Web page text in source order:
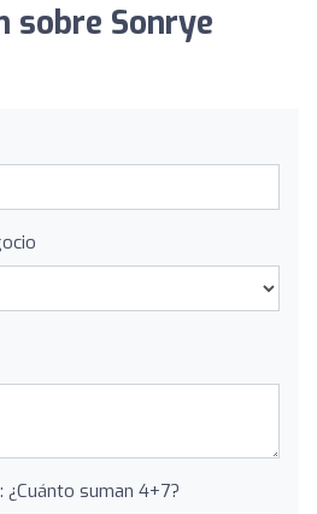
sobre Sonrye
suman 4+7?